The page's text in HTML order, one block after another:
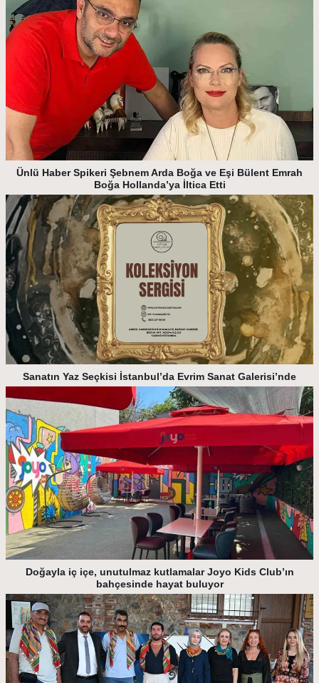
Ünlü Haber Spikeri Şebnem Arda Boğa ve Eşi Bülent Emrah
Boğa Hollanda’ya İltica Etti
Sanatın Yaz Seçkisi İstanbul’da Evrim Sanat Galerisi’nde
Doğayla iç içe, unutulmaz kutlamalar Joyo Kids Club’ın
bahçesinde hayat buluyor